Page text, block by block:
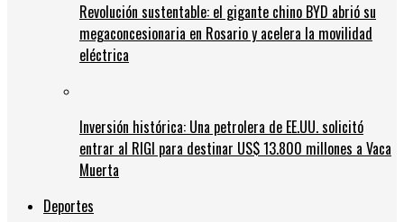
Revolución sustentable: el gigante chino BYD abrió su
megaconcesionaria en Rosario y acelera la movilidad
eléctrica
Inversión histórica: Una petrolera de EE.UU. solicitó
entrar al RIGI para destinar US$ 13.800 millones a Vaca
Muerta
Deportes